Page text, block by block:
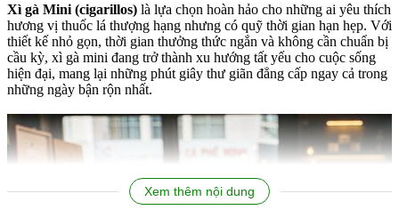
Xì gà Mini (cigarillos) là lựa chọn hoàn hảo cho những ai yêu thích
hương vị thuốc lá thượng hạng nhưng có quỹ thời gian hạn hẹp. Với
thiết kế nhỏ gọn, thời gian thưởng thức ngắn và không cần chuẩn bị
cầu kỳ, xì gà mini đang trở thành xu hướng tất yếu cho cuộc sống
hiện đại, mang lại những phút giây thư giãn đẳng cấp ngay cả trong
những ngày bận rộn nhất.
Xem thêm nội dung